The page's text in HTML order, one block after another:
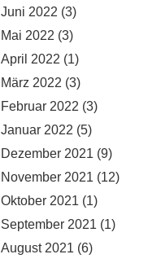
Juni 2022 (3)
Mai 2022 (3)
April 2022 (1)
März 2022 (3)
Februar 2022 (3)
Januar 2022 (5)
Dezember 2021 (9)
November 2021 (12)
Oktober 2021 (1)
September 2021 (1)
August 2021 (6)